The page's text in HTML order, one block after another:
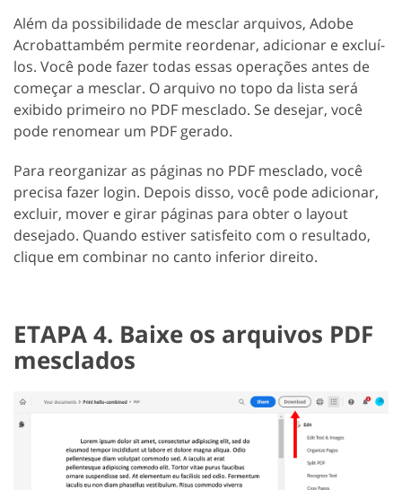
Além da possibilidade de mesclar arquivos, Adobe
Acrobattambém permite reordenar, adicionar e excluí-
los. Você pode fazer todas essas operações antes de
começar a mesclar. O arquivo no topo da lista será
exibido primeiro no PDF mesclado. Se desejar, você
pode renomear um PDF gerado.
Para reorganizar as páginas no PDF mesclado, você
precisa fazer login. Depois disso, você pode adicionar,
excluir, mover e girar páginas para obter o layout
desejado. Quando estiver satisfeito com o resultado,
clique em combinar no canto inferior direito.
ETAPA 4. Baixe os arquivos PDF
mesclados